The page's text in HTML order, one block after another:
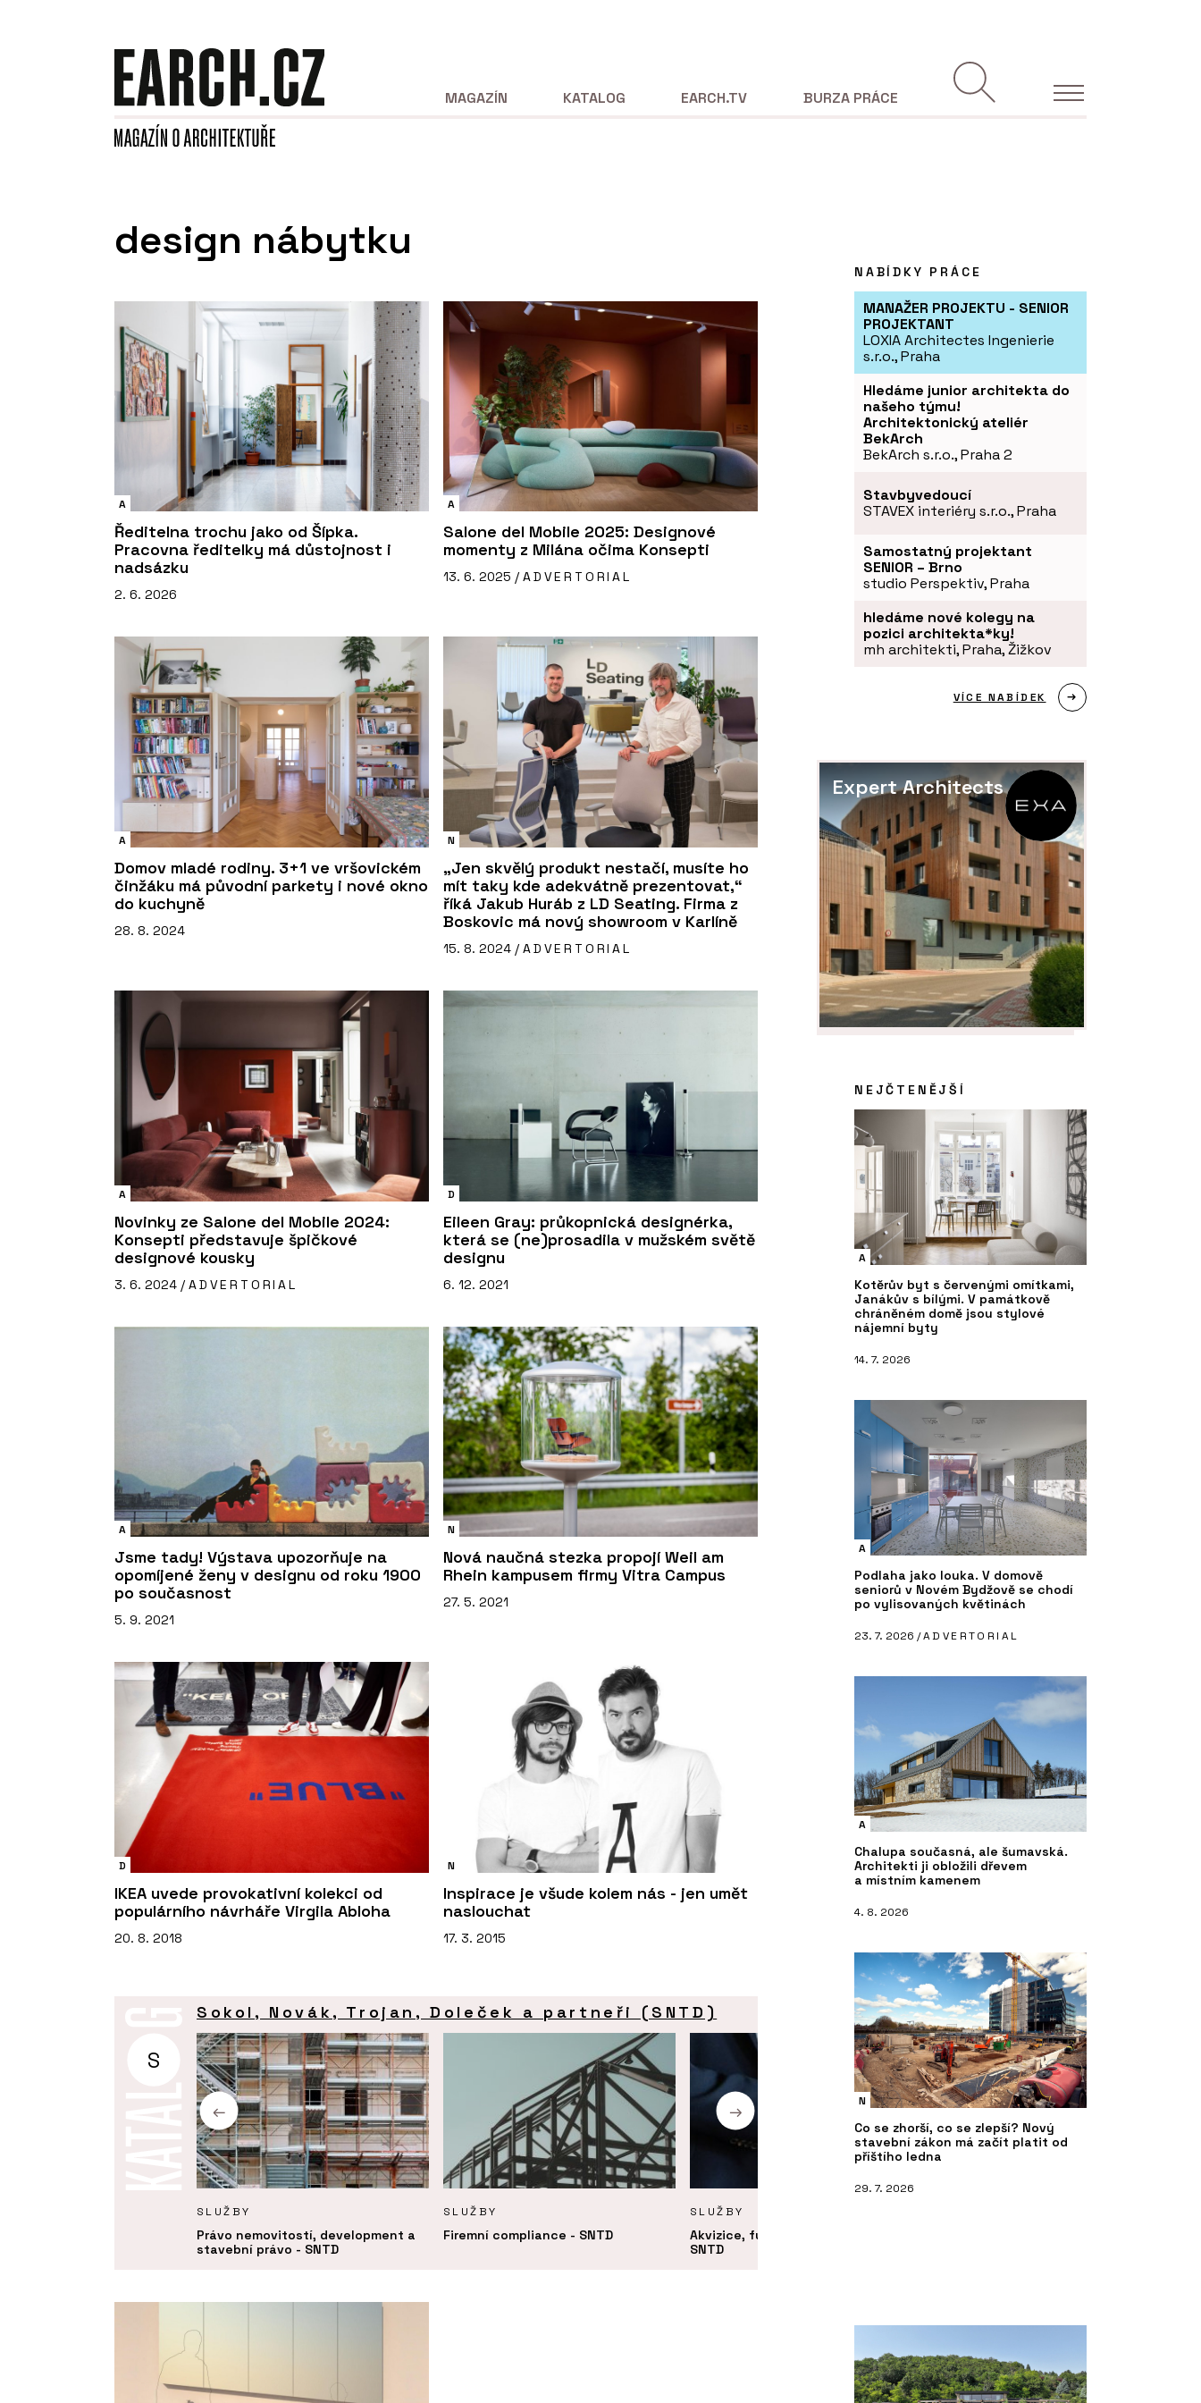
MAGAZÍN KATALOG EARCH.TV BURZA PRÁCE
design nábytku
A
Ředitelna trochu jako od Šípka.
Pracovna ředitelky má důstojnost i
nadsázku
2. 6. 2026
A
Salone del Mobile 2025: Designové
momenty z Milána očima Konsepti
13. 6. 2025 / ADVERTORIAL
A
Domov mladé rodiny. 3+1 ve vršovickém
činžáku má původní parkety i nové okno
do kuchyně
28. 8. 2024
N
„Jen skvělý produkt nestačí, musíte ho
mít taky kde adekvátně prezentovat,“
říká Jakub Huráb z LD Seating. Firma z
Boskovic má nový showroom v Karlíně
15. 8. 2024 / ADVERTORIAL
A
Novinky ze Salone del Mobile 2024:
Konsepti představuje špičkové
designové kousky
3. 6. 2024 / ADVERTORIAL
D
Eileen Gray: průkopnická designérka,
která se (ne)prosadila v mužském světě
designu
6. 12. 2021
A
Jsme tady! Výstava upozorňuje na
opomíjené ženy v designu od roku 1900
po současnost
5. 9. 2021
N
Nová naučná stezka propojí Weil am
Rhein kampusem firmy Vitra Campus
27. 5. 2021
D
IKEA uvede provokativní kolekci od
populárního návrháře Virgila Abloha
20. 8. 2018
N
Inspirace je všude kolem nás - jen umět
naslouchat
17. 3. 2015
S
Sokol, Novák, Trojan, Doleček a partneři (SNTD)
SLUŽBY
Právo nemovitostí, development a
stavební právo - SNTD
SLUŽBY
Firemní compliance - SNTD
SLUŽBY
Akvizice, fúze a restrukturalizace -
SNTD
NABÍDKY PRÁCE
MANAŽER PROJEKTU - SENIOR
PROJEKTANT
LOXIA Architectes Ingenierie
s.r.o., Praha
Hledáme junior architekta do
našeho týmu!
Architektonický ateliér
BekArch
BekArch s.r.o., Praha 2
Stavbyvedoucí
STAVEX interiéry s.r.o., Praha
Samostatný projektant
SENIOR – Brno
studio Perspektiv, Praha
hledáme nové kolegy na
pozici architekta*ky!
mh architekti, Praha, Žižkov
VÍCE NABÍDEK
Expert Architects
NEJČTENĚJŠÍ
A
Kotěrův byt s červenými omítkami,
Janákův s bílými. V památkově
chráněném domě jsou stylové
nájemní byty
14. 7. 2026
A
Podlaha jako louka. V domově
seniorů v Novém Bydžově se chodí
po vylisovaných květinách
23. 7. 2026 /ADVERTORIAL
A
Chalupa současná, ale šumavská.
Architekti ji obložili dřevem
a místním kamenem
4. 8. 2026
N
Co se zhorší, co se zlepší? Nový
stavební zákon má začít platit od
příštího ledna
29. 7. 2026